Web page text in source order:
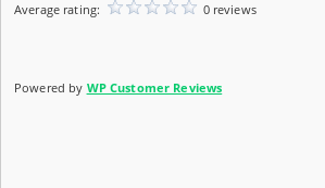
Average rating:
0 reviews
Powered by WP Customer Reviews